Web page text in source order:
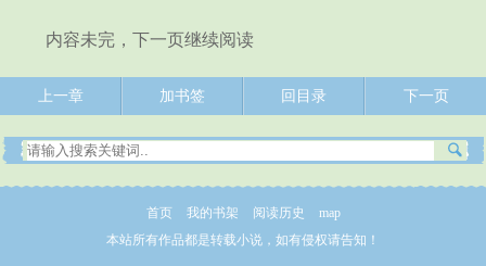
内容未完，下一页继续阅读
上一章 加书签 回目录 下一页
首页 我的书架 阅读历史
map
本站所有作品都是转载小说，如有侵权请告知！